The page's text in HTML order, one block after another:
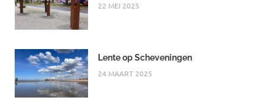
22 MEI 2025
Lente op Scheveningen
24 MAART 2025